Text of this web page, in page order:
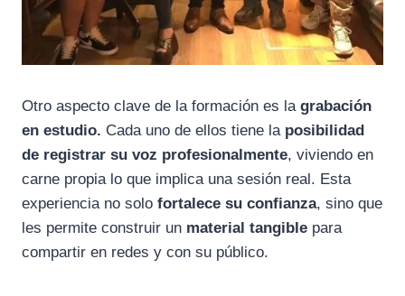
Otro aspecto clave de la formación es lagrabación
en estudio. Cada uno de ellos tiene la posibilidad
de registrar su voz profesionalmente, viviendo en
carne propia lo que implica una sesión real. Esta
experiencia no solo fortalece su confianza, sino que
les permite construir un material tangible para
compartir en redes y con su público.